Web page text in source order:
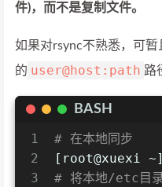
件)，而不是复制文件。
如果对rsync不熟悉，可
的 user@host:path 路
BASH
1
2
3
# 在本地同步
[root@xuexi ~]
# 将本地/etc目录